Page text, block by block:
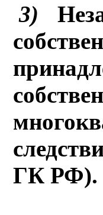
3)
ГК РФ).